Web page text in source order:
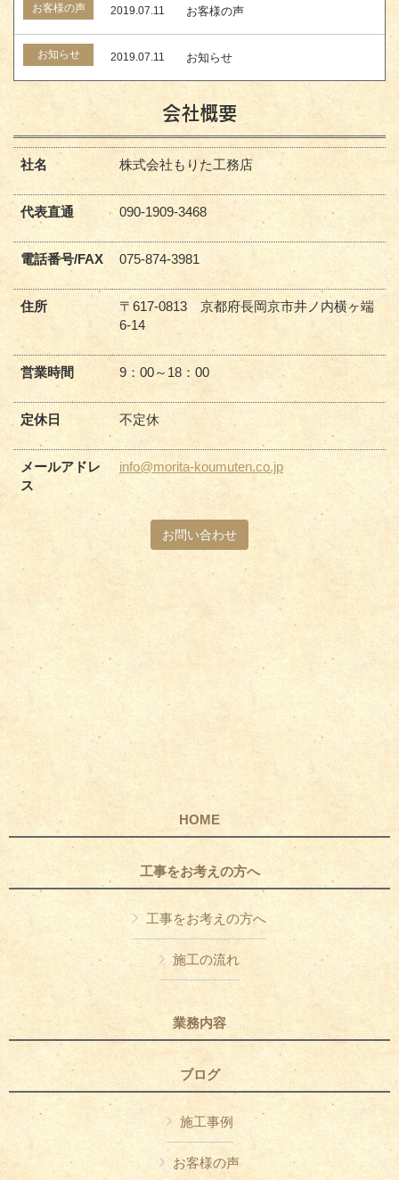
お客様の声 2019.07.11 お客様の声
お知らせ 2019.07.11 お知らせ
会社概要
社名 株式会社もりた工務店
代表直通 090-1909-3468
電話番号/FAX 075-874-3981
住所
〒617-0813 京都府長岡京市井ノ内横ヶ端
6-14
営業時間 9：00～18：00
定休日 不定休
メールアドレ
ス
info@morita-koumuten.co.jp
お問い合わせ
HOME
工事をお考えの方へ
工事をお考えの方へ
施工の流れ
業務内容
ブログ
施工事例
お客様の声